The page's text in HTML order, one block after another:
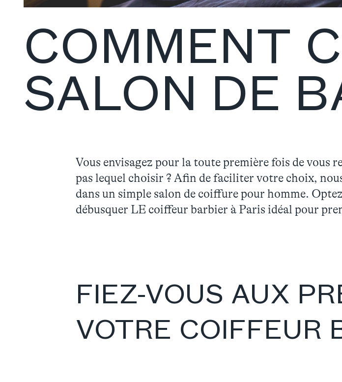
COMMENT
SALON DE
Vous envisagez pour la toute première fois de vous
pas lequel choisir ? Afin de faciliter votre choix,
dans un simple salon de coiffure pour homme.
débusquer LE coiffeur barbier à Paris idéal pour
FIEZ-VOUS AUX
VOTRE COIFFEUR